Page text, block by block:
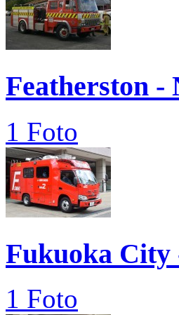
Featherston -
1 Foto
Fukuoka City
1 Foto